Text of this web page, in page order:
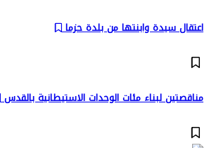
اعتقال سيدة وابنتها من بلدة حزما
مناقصتين لبناء مئات الوحدات الاستيطانية بالقدس